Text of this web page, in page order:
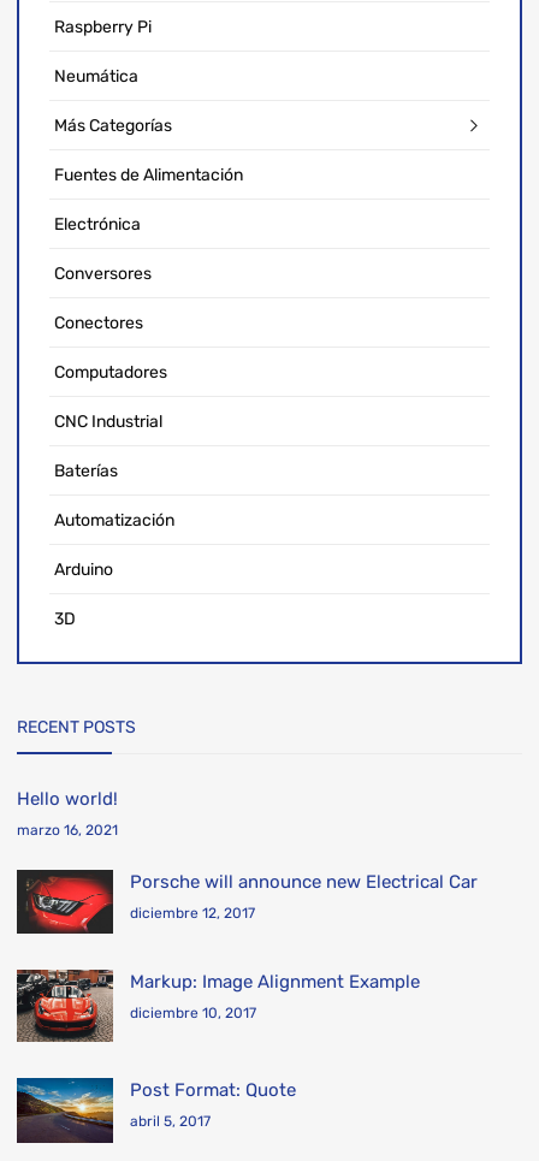
Raspberry Pi
Neumática
Más Categorías
Fuentes de Alimentación
Electrónica
Conversores
Conectores
Computadores
CNC Industrial
Baterías
Automatización
Arduino
3D
RECENT POSTS
Hello world!
marzo 16, 2021
Porsche will announce new Electrical Car
diciembre 12, 2017
Markup: Image Alignment Example
diciembre 10, 2017
Post Format: Quote
abril 5, 2017